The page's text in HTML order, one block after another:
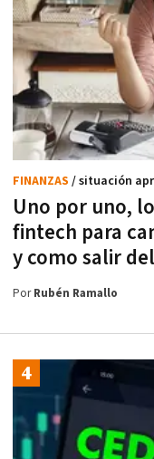
Uno por uno,
fintech para
y como salir
FINANZAS / situación
PorRubén Ramallo